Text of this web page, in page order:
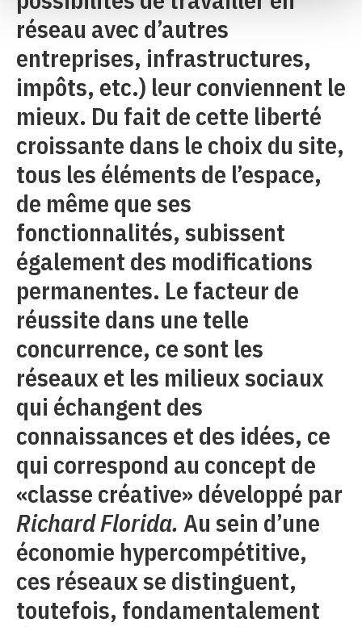
réseau avec d’autres
entreprises, infrastructures,
impôts, etc.) leur conviennent le
mieux. Du fait de cette liberté
croissante dans le choix du site,
tous les éléments de l’espace,
de même que ses
fonctionnalités, subissent
également des modifications
permanentes. Le facteur de
réussite dans une telle
concurrence, ce sont les
réseaux et les milieux sociaux
qui échangent des
connaissances et des idées, ce
qui correspond au concept de
«classe créative» développé par
Richard Florida. Au sein d’une
économie hypercompétitive,
ces réseaux se distinguent,
toutefois, fondamentalement